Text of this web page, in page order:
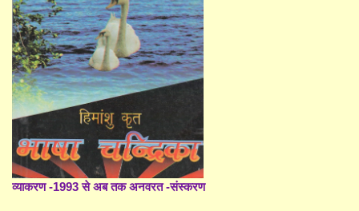
व्याकरण -1993 से अब तक अनवरत -संस्करण